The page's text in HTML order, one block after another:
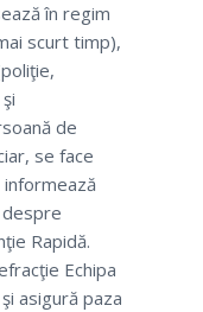
în regim
scurt timp),
de
se face
Rapidă.
Echipa
asigură paza